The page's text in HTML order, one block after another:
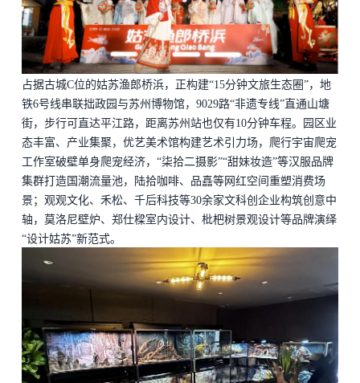
占据古城C位的姑苏渔郎桥浜，正构建“15分钟文旅生态圈”，地
铁6号线串联拙政园与苏州博物馆，9029路“非遗专线”直通山塘
街，步行可直达平江路，距离苏州站也仅有10分钟车程。园区业
态丰富、产业集聚，优艺美术馆构建艺术引力场，爬行宇宙爬宠
工作室破壁单身爬宠经济，“柒拾二摄影”“甜妹妆造”等汉服品牌
集群打造国潮流量池，陆拾咖啡、品嚞等网红空间重塑消费场
景；观观文化、禾松、千后科技等30余家文科创企业构筑创意中
轴，莫洛尼壁炉、郑仕樑室内设计、枇杷树景观设计等品牌演绎
“设计姑苏”新范式。